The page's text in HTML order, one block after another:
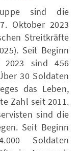
sind die
Oktober 2023
Streitkräfte
Seit Beginn
2023 sind 456
30 Soldaten
das Leben,
Zahl seit 2011.
sind die
Seit Beginn
Soldaten